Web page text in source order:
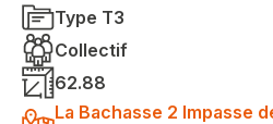
Type T3
Collectif
62.88
La Bachasse 2 Impasse